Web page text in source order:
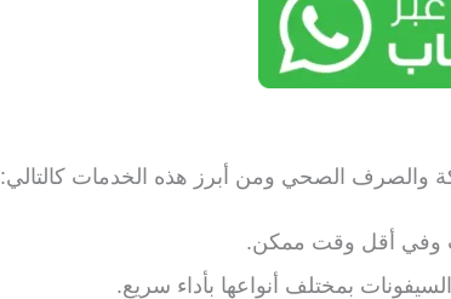
والصرف الصحي ومن أبرز هذه الخدمات كالتالي:
وفي أقل وقت ممكن.
بمختلف أنواعها بأداء سريع.